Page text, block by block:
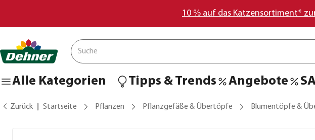
10 % auf das Katzensortiment*
Alle Kategorien Tipps & Trends Angebote
Zurück Startseite Pflanzen Pflanzgefäße & Übertöpfe Blumentöpfe &